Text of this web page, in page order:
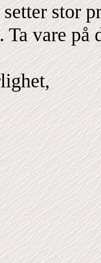
stor
Ta vare